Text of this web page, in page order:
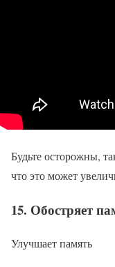
Будьте осторожны,
что это может
15. Обостряет
Улучшает память